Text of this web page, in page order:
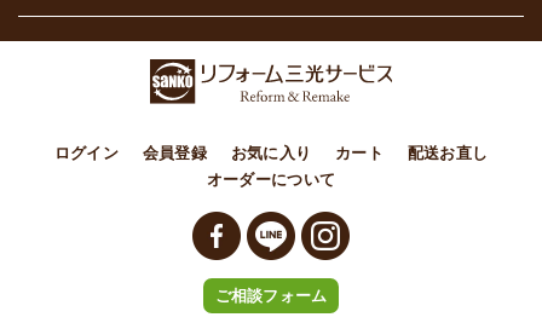
その他
ご利用ガイド
ご相談フォーム
ログイン 会員登録 お気に入り カート
配送お直し
オーダーについて
ご相談フォーム